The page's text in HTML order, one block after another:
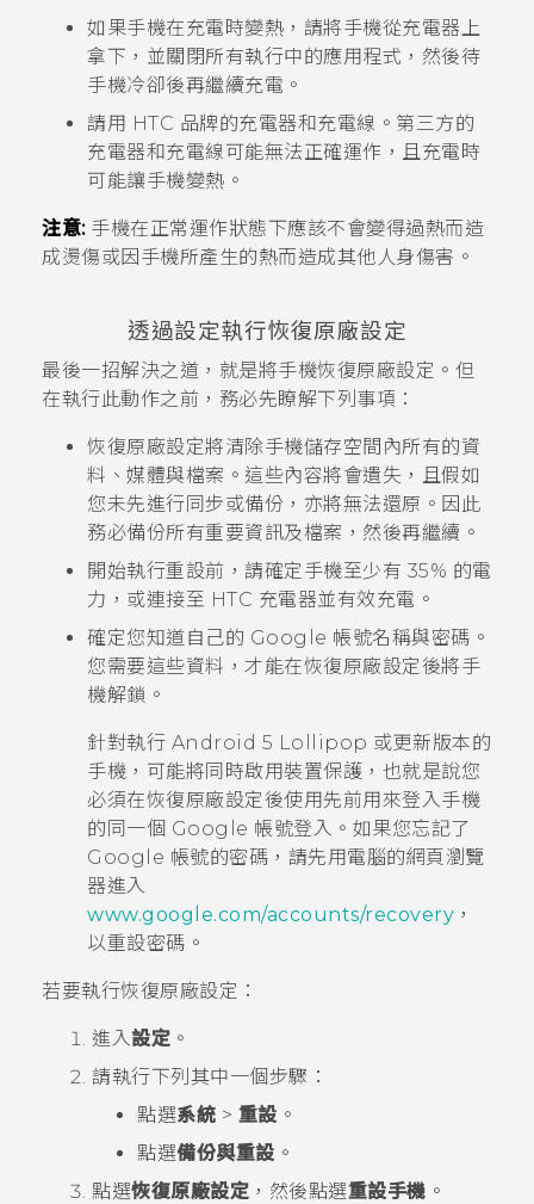
如果手機在充電時變熱，請將手機從充電器上
拿下，並關閉所有執行中的應用程式，然後待
手機冷卻後再繼續充電。
請用 HTC 品牌的充電器和充電線。第三方的
充電器和充電線可能無法正確運作，且充電時
可能讓手機變熱。
注意:手機在正常運作狀態下應該不會變得過熱而造
成燙傷或因手機所產生的熱而造成其他人身傷害。
透過設定執行恢復原廠設定
最後一招解決之道，就是將手機恢復原廠設定。但
在執行此動作之前，務必先瞭解下列事項：
恢復原廠設定將清除手機儲存空間內所有的資
料、媒體與檔案。這些內容將會遺失，且假如
您未先進行同步或備份，亦將無法還原。因此
務必備份所有重要資訊及檔案，然後再繼續。
開始執行重設前，請確定手機至少有 35% 的電
力，或連接至 HTC 充電器並有效充電。
確定您知道自己的 Google 帳號名稱與密碼。
您需要這些資料，才能在恢復原廠設定後將手
機解鎖。
針對執行 Android 5 Lollipop 或更新版本的
手機，可能將同時啟用裝置保護，也就是說您
必須在恢復原廠設定後使用先前用來登入手機
的同一個 Google 帳號登入。如果您忘記了
Google 帳號的密碼，請先用電腦的網頁瀏覽
器進入
www.google.com/accounts/recovery ，
以重設密碼。
若要執行恢復原廠設定：
進入設定 。
請執行下列其中一個步驟：
點選系統 > 重設 。
點選備份與重設 。
點選恢復原廠設定 ，然後點選重設手機 。